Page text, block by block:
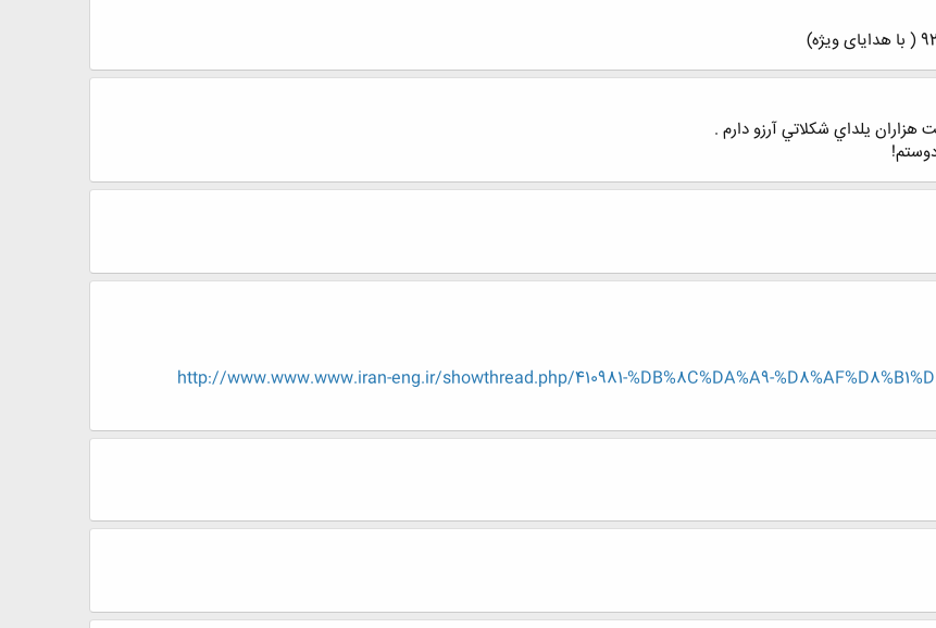
هزاران يلداي شكلاتي آرزو دارم .
http://www.www.www.iran-eng.ir/showthread.php/410981-%DB%8C%DA%A9-